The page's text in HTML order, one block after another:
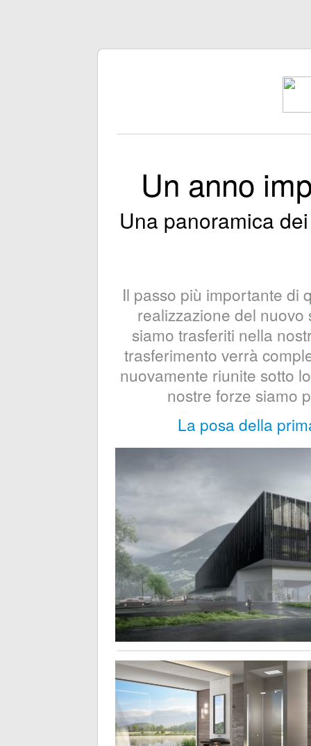
Un anno
Una panoramica
Il passo più importante di
realizzazione del nuovo
siamo trasferiti nella
trasferimento verrà
nuovamente riunite sotto
nostre forze siamo
La posa della